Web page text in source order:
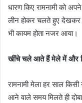
धारण किए रामनामी को
लीन होकर चलते हुए देखकर
भी कायम होता नजर आया।
खींचे चले आते हैं मेले में और
रामनामी मेला हर साल
आने वाले समय मिलते ही